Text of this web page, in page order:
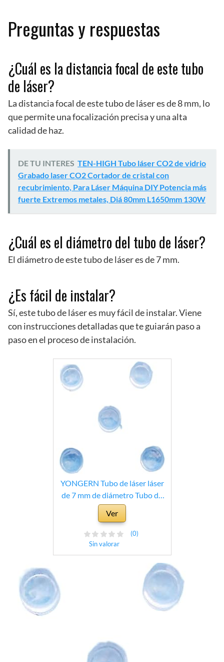
Preguntas y respuestas
¿Cuál es la distancia focal de este tubo
de láser?
La distancia focal de este tubo de láser es de 8 mm, lo
que permite una focalización precisa y una alta
calidad de haz.
DE TU INTERES TEN-HIGH Tubo láser CO2 de vidrio
Grabado laser CO2 Cortador de cristal con
recubrimiento, Para Láser Máquina DIY Potencia más
fuerte Extremos metales, Diá 80mm L1650mm 130W
¿Cuál es el diámetro del tubo de láser?
El diámetro de este tubo de láser es de 7 mm.
¿Es fácil de instalar?
Sí, este tubo de láser es muy fácil de instalar. Viene
con instrucciones detalladas que te guiarán paso a
paso en el proceso de instalación.
YONGERN Tubo de láser láser
de 7 mm de diámetro Tubo de
Enfoque de Lente de Enfoque
Lente de colimación Lente
acrílica 10 Piezas De Distancia
Focal de 8 mm de Espesor 3.3
mm (Diameter : D7mm F8mm)
Ver
Sin valorar
(0)